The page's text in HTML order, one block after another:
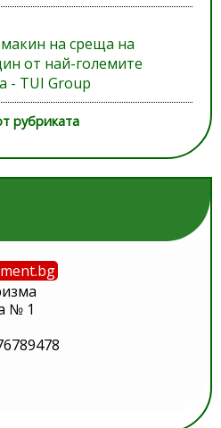
на среща на
от най-големите
- TUI Group
рубриката
№ 1